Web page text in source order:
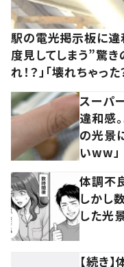
駅の電光掲示板に
度見してしまう”驚
れ！？」「壊れちゃった
スーパ
違和感
の光景
いww」
体調不
しかし
した光
【続き